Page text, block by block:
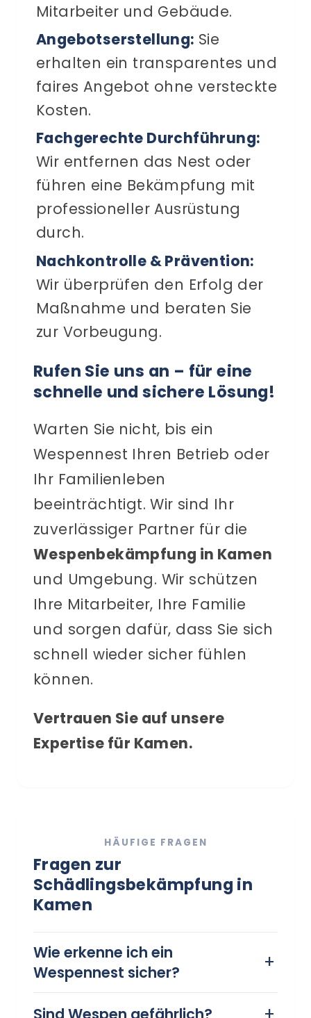
Mitarbeiter und Gebäude.
Angebotserstellung: Sie
erhalten ein transparentes und
faires Angebot ohne versteckte
Kosten.
Fachgerechte Durchführung:
Wir entfernen das Nest oder
führen eine Bekämpfung mit
professioneller Ausrüstung
durch.
Nachkontrolle & Prävention:
Wir überprüfen den Erfolg der
Maßnahme und beraten Sie
zur Vorbeugung.
Rufen Sie uns an – für eine
schnelle und sichere Lösung!
Warten Sie nicht, bis ein
Wespennest Ihren Betrieb oder
Ihr Familienleben
beeinträchtigt. Wir sind Ihr
zuverlässiger Partner für die
Wespenbekämpfung in Kamen
und Umgebung. Wir schützen
Ihre Mitarbeiter, Ihre Familie
und sorgen dafür, dass Sie sich
schnell wieder sicher fühlen
können.
Vertrauen Sie auf unsere
Expertise für Kamen.
HÄUFIGE FRAGEN
Fragen zur
Schädlingsbekämpfung in
Kamen
Wie erkenne ich ein
Wespennest sicher?
Ein Wespennest erkennen Sie